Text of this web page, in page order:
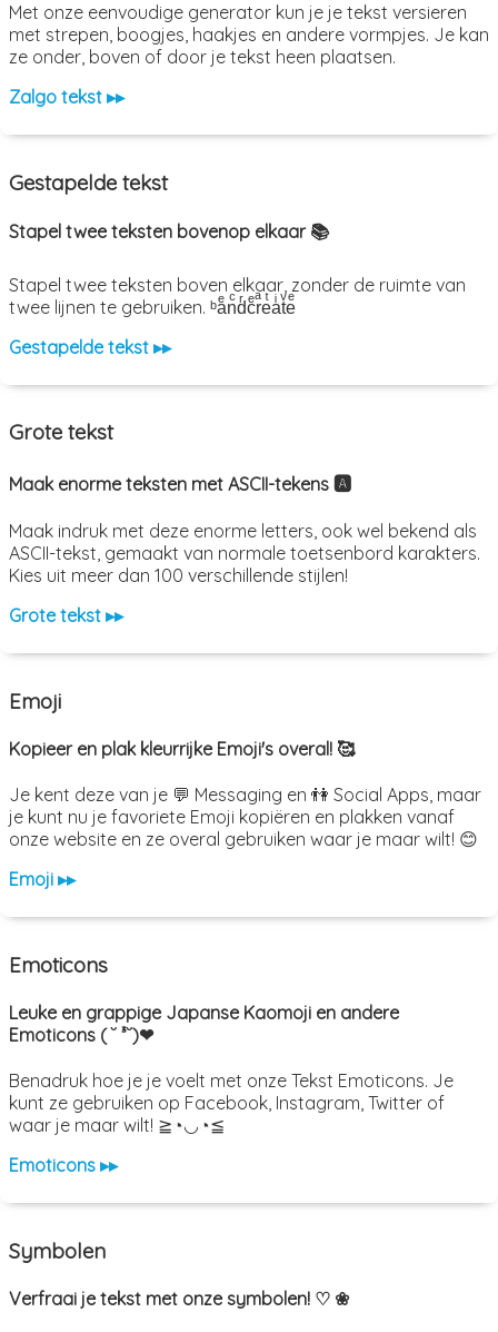
Met onze eenvoudige generator kun je je tekst versieren
met strepen, boogjes, haakjes en andere vormpjes. Je kan
ze onder, boven of door je tekst heen plaatsen.
Zalgo tekst ▸▸
Gestapelde tekst
Stapel twee teksten bovenop elkaar 📚
Stapel twee teksten boven elkaar, zonder de ruimte van
twee lijnen te gebruiken. ᵇaͤnͨdͬcͤrͣeͭaͥtͮeͤ
Gestapelde tekst ▸▸
Grote tekst
Maak enorme teksten met ASCII-tekens 🅰️
Maak indruk met deze enorme letters, ook wel bekend als
ASCII-tekst, gemaakt van normale toetsenbord karakters.
Kies uit meer dan 100 verschillende stijlen!
Grote tekst ▸▸
Emoji
Kopieer en plak kleurrijke Emoji's overal! 🥰
Je kent deze van je 💬 Messaging en 👫 Social Apps, maar
je kunt nu je favoriete Emoji kopiëren en plakken vanaf
onze website en ze overal gebruiken waar je maar wilt! 😊
Emoji ▸▸
Emoticons
Leuke en grappige Japanse Kaomoji en andere
Emoticons ( ˘ ³˘)❤
Benadruk hoe je je voelt met onze Tekst Emoticons. Je
kunt ze gebruiken op Facebook, Instagram, Twitter of
waar je maar wilt! ≧◔◡◔≦
Emoticons ▸▸
Symbolen
Verfraai je tekst met onze symbolen! ♡ ❀